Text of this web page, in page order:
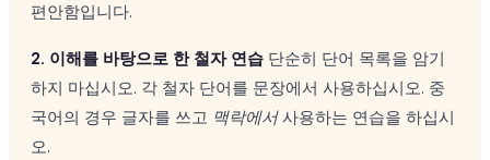
편안함입니다.
2. 이해를 바탕으로 한 철자 연습 단순히 단어 목록을 암기
하지 마십시오. 각 철자 단어를 문장에서 사용하십시오. 중
국어의 경우 글자를 쓰고 맥락에서사용하는 연습을 하십시
오.